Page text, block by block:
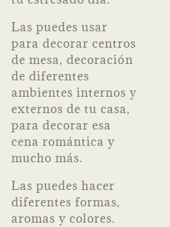
Las puedes usar
para decorar centros
de mesa, decoración
de diferentes
ambientes internos y
externos de tu casa,
para decorar esa
cena romántica y
mucho más.
Las puedes hacer
diferentes formas,
aromas y colores.